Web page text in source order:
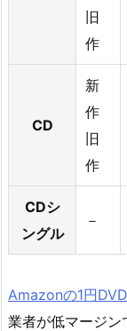
旧
作
CD
新
作
旧
作
CDシ
ングル
－
Amazonの1円DVD
業者が低マージ